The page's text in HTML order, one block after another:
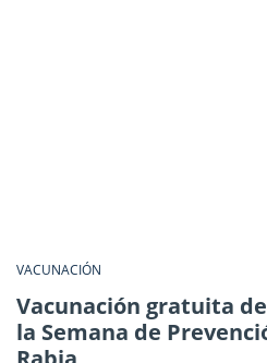
VACUNACIÓN
Vacunación gratuita
la Semana de